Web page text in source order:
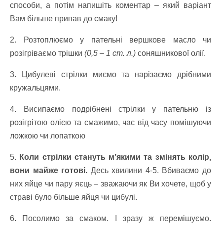
способи, а потім напишіть коментар – який варіант
Вам більше припав до смаку!
2. Розтоплюємо у пательні вершкове масло чи
розігріваємо трішки (0,5 – 1 ст. л.) соняшникової олії.
3. Цибулеві стрілки миємо та нарізаємо дрібними
кружальцями.
4. Висипаємо подрібнені стрілки у пательню із
розігрітою олією та смажимо, час від часу помішуючи
ложкою чи лопаткою
5. Коли стрілки стануть м’якими та змінять колір,
вони майже готові. Десь хвилини 4-5. Вбиваємо до
них яйце чи пару яєць – зважаючи як Ви хочете, щоб у
страві було більше яйця чи цибулі.
6. Посолимо за смаком. І зразу ж перемішуємо.